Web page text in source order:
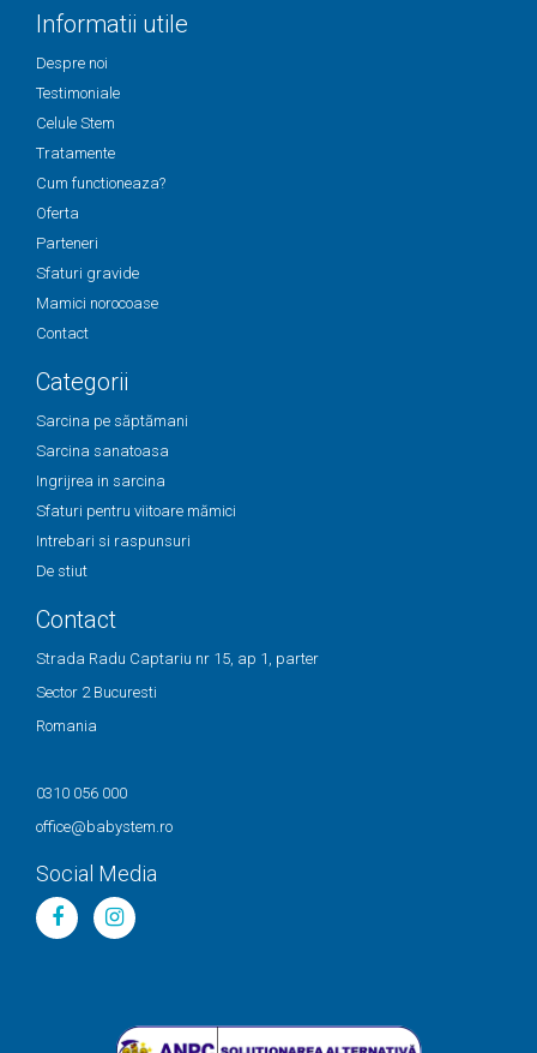
Informatii utile
Despre noi
Testimoniale
Celule Stem
Tratamente
Cum functioneaza?
Oferta
Parteneri
Sfaturi gravide
Mamici norocoase
Contact
Categorii
Sarcina pe săptămani
Sarcina sanatoasa
Ingrijrea in sarcina
Sfaturi pentru viitoare mămici
Intrebari si raspunsuri
De stiut
Contact
Strada Radu Captariu nr 15, ap 1, parter
Sector 2 Bucuresti
Romania
0310 056 000
office@babystem.ro
Social Media